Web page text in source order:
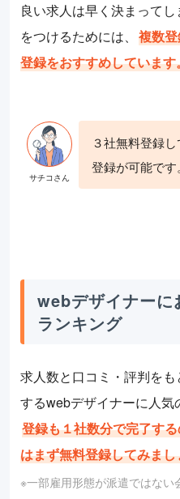
良い求人は早く決まって
をつけるためには、 複数
登録をおすすめしています
３社無料登録
登録が可能です。
webデザイナーに
ランキング
求人数と口コミ・評判を
するwebデザイナーに人気
登録も１社数分で完了す
はまず無料登録してみまし
※一部雇用形態が派遣ではな